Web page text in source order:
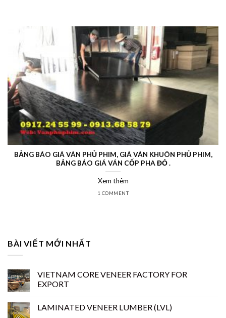
BẢNG BÁO GIÁ VÁN PHỦ PHIM, GIÁ VÁN KHUÔN PHỦ PHIM,
BẢNG BÁO GIÁ VÁN CỐP PHA ĐỎ .
Xem thêm
1 COMMENT
BÀI VIẾT MỚI NHẤT
VIETNAM CORE VENEER FACTORY FOR
EXPORT
LAMINATED VENEER LUMBER (LVL)